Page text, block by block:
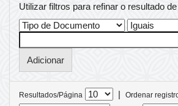
Utilizar filtros para refinar o resultado
Resultados/Página |
Ordenar